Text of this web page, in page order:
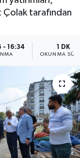
Çolak tarafından
- 16:34 1 DK
OKUNMA